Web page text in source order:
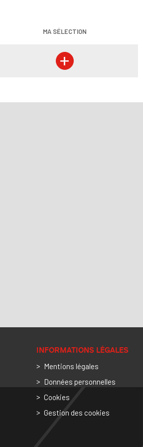
MA SÉLECTION
+
INFORMATIONS LÉGALES
Mentions légales
Données personnelles
Cookies
Gestion des cookies